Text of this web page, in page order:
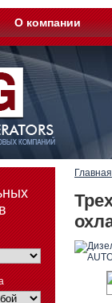
О компании
Главная